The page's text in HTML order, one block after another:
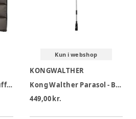
Østerbrohandsken - Puffer Grey
Kun i webshop
KONGWALTHER
Kong Walther Parasol - Blue
449,00 kr.